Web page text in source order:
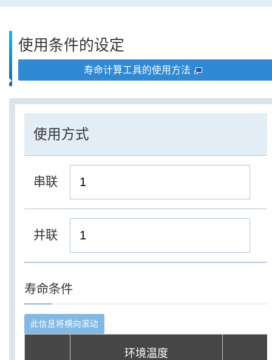
使用条件的设定
寿命计算工具的使用方法
使用方式
串联
并联
寿命条件
环境温度